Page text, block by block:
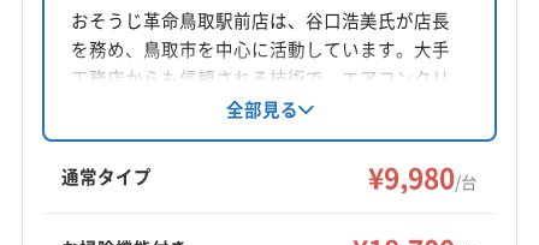
岡山県岡山市南区福富西2-6-3 ラ-パルテ-ル福富弐番館
232
岩美郡岩美町
西伯郡南部町
もっと見る
おそうじ革命鳥取駅前店は、谷口浩美氏が店長
を務め、鳥取市を中心に活動しています。大手
工務店からも信頼される技術で、エアコンクリ
ーニングを提供。丁寧な作業と細やかな気配り
を心掛け、動作確認からアフターフォローまで
対応しています。年中無休で、9時～19時まで営
業。防カビ・抗菌コーティングにも対応可能で
全部見る
通常タイプ ¥9,980/台